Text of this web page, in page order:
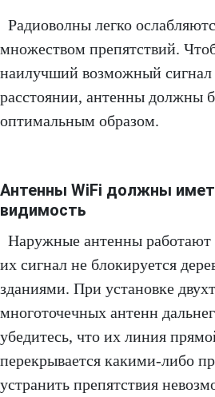
Радиоволны легко
множеством препятствий.
наилучший возможный
расстоянии, антенны должны
оптимальным образом.
Антенны WiFi должны
видимость
Наружные антенны работают
их сигнал не блокируется
зданиями. При установке
многоточечных антенн
убедитесь, что их линия
перекрывается какими-либо
устранить препятствия